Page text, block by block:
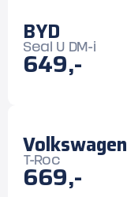
BYD
Seal U DM-i
649,-
Volkswagen
T-Roc
669,-